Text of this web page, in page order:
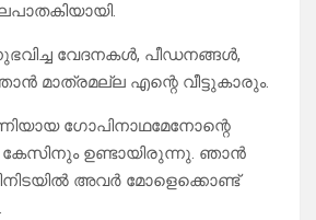
വേദനകൾ, പീഡനങ്ങൾ,
മാത്രമല്ല എന്റെ വീട്ടുകാരും.
ഗോപിനാഥമേനോന്റെ
കേസിനും ഉണ്ടായിരുന്നു. ഞാൻ
അവർ മോളെക്കൊണ്ട്